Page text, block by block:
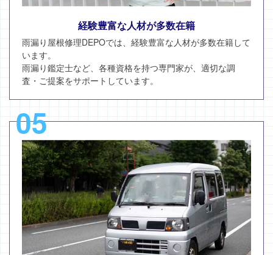
経験豊富な人材が多数在籍
雨漏り屋根修理DEPOでは、経験豊富な人材が多数在籍して
います。
雨漏り鑑定士など、各種資格を持つ専門家が、適切な調
査・ご提案をサポートしています。
05